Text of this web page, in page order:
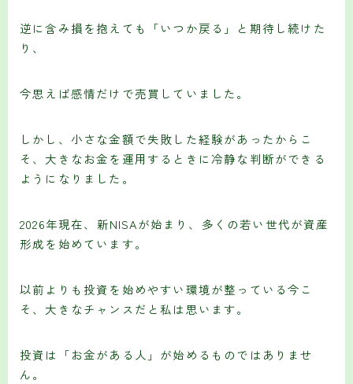
逆に含み損を抱えても「いつか戻る」と期待し続けた
り、
今思えば感情だけで売買していました。
しかし、小さな金額で失敗した経験があったからこ
そ、大きなお金を運用するときに冷静な判断ができる
ようになりました。
2026年現在、新NISAが始まり、多くの若い世代が資産
形成を始めています。
以前よりも投資を始めやすい環境が整っている今こ
そ、大きなチャンスだと私は思います。
投資は「お金がある人」が始めるものではありませ
ん。